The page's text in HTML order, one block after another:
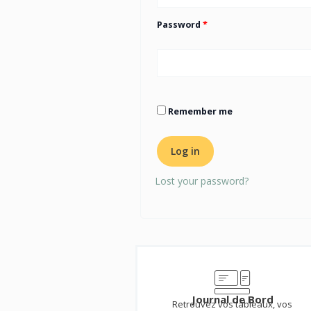
Password *
Remember me
Log in
Lost your password?
Journal de Bord
Retrouvez vos tableaux, vos